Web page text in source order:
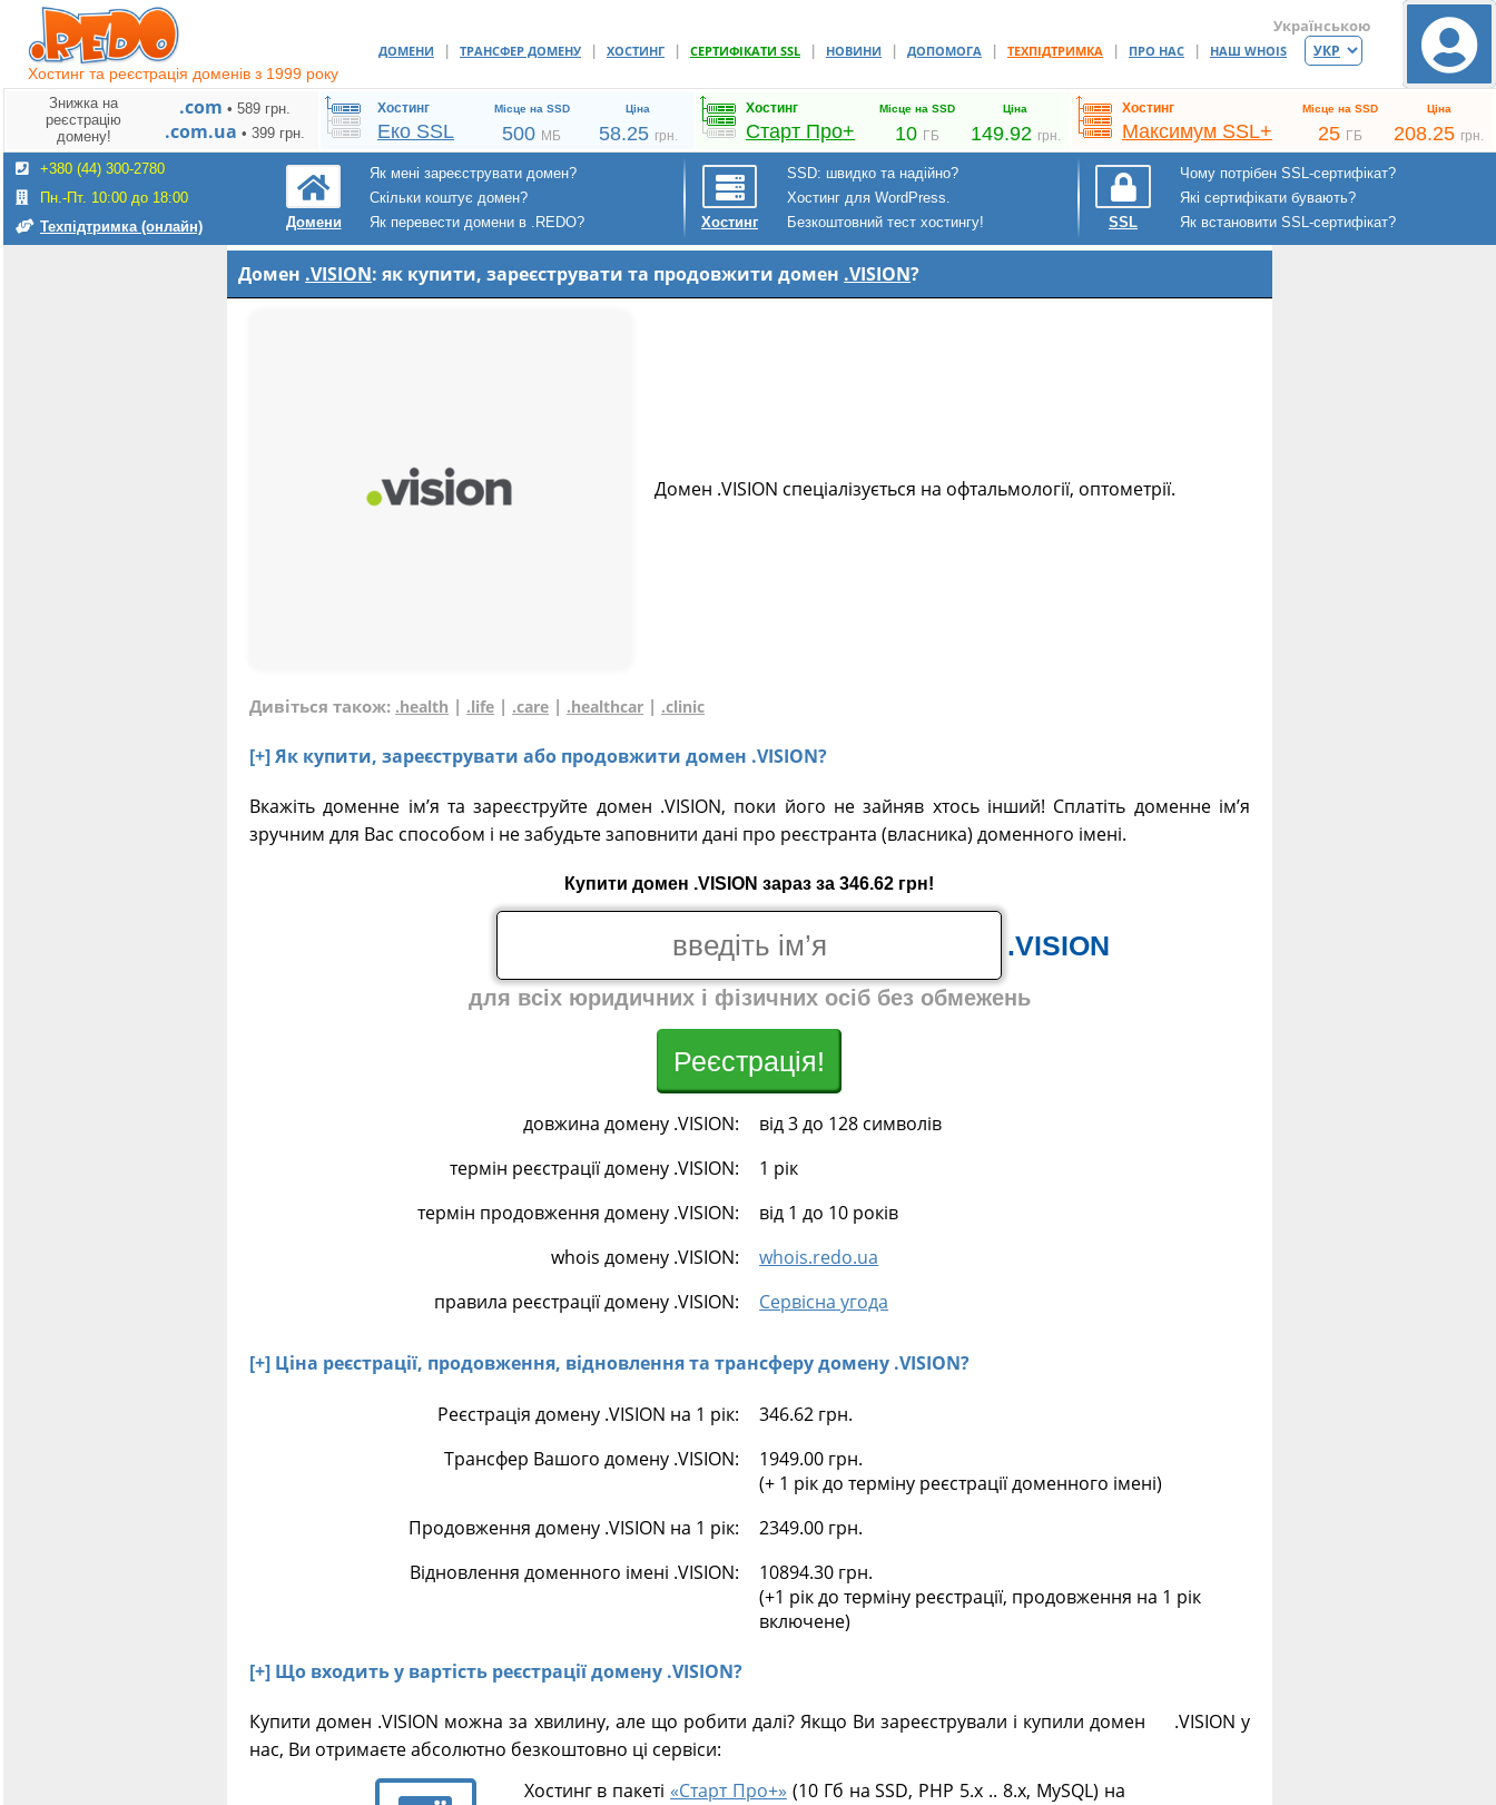
Хостинг та реєстрація доменів з 1999 року
ДОМЕНИ | ТРАНСФЕР ДОМЕНУ | ХОСТИНГ | СЕРТИФІКАТИ SSL | НОВИНИ | ДОПОМОГА | ТЕХПІДТРИМКА | ПРО НАС | НАШ WHOIS
Українською
Знижка на
реєстрацію
домену!
.com • 589 грн.
.com.ua • 399 грн.
Хостинг
Еко SSL
Місце на SSD Ціна
500 МБ 58.25 грн.
Хостинг
Старт Про+
Місце на SSD Ціна
10 ГБ 149.92 грн.
Хостинг
Максимум SSL+
Місце на SSD Ціна
25 ГБ 208.25 грн.
+380 (44) 300-2780
Пн.-Пт. 10:00 до 18:00
Техпідтримка (онлайн)
Домени
Як мені зареєструвати домен?
Скільки коштує домен?
Як перевести домени в .REDO?
Хостинг
SSD: швидко та надійно?
Хостинг для WordPress.
Безкоштовний тест хостингу!
SSL
Чому потрібен SSL-сертифікат?
Які сертифікати бувають?
Як встановити SSL-сертифікат?
Домен .VISION: як купити, зареєструвати та продовжити домен .VISION?
Домен .VISION спеціалізується на офтальмології, оптометрії.
Дивіться також: .health | .life | .care | .healthcar | .clinic
[+] Як купити, зареєструвати або продовжити домен .VISION?
Вкажіть доменне ім’я та зареєструйте домен .VISION, поки його не зайняв хтось інший! Сплатіть доменне ім’я
зручним для Вас способом і не забудьте заповнити дані про реєстранта (власника) доменного імені.
Купити домен .VISION зараз за 346.62 грн!
.VISION
для всіх юридичних і фізичних осіб без обмежень
Реєстрація!
довжина домену .VISION:
від 3 до 128 символів
термін реєстрації домену .VISION:
1 рік
термін продовження домену .VISION:
від 1 до 10 років
whois домену .VISION:
whois.redo.ua
правила реєстрації домену .VISION:
Сервісна угода
[+] Ціна реєстрації, продовження, відновлення та трансферу домену .VISION?
Реєстрація домену .VISION на 1 рік:
346.62 грн.
Трансфер Вашого домену .VISION:
1949.00 грн.
(+ 1 рік до терміну реєстрації доменного імені)
Продовження домену .VISION на 1 рік:
2349.00 грн.
Відновлення доменного імені .VISION:
10894.30 грн.
(+1 рік до терміну реєстрації, продовження на 1 рік
включене)
[+] Що входить у вартість реєстрації домену .VISION?
Купити домен .VISION можна за хвилину, але що робити далі? Якщо Ви зареєстрували і купили домен .VISION у
нас, Ви отримаєте абсолютно безкоштовно ці сервіси:
Хостинг в пакеті «Старт Про+» (10 Гб на SSD, PHP 5.х .. 8.х, MySQL) на